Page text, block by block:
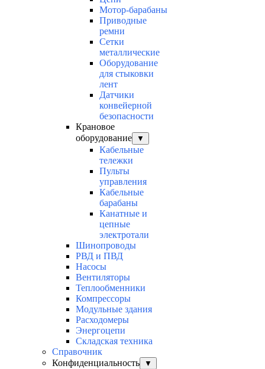
Мотор-барабаны
Приводные
ремни
Сетки
металлические
Оборудование
для стыковки
лент
Датчики
конвейерной
безопасности
Крановое
оборудование
▼
Кабельные
тележки
Пульты
управления
Кабельные
барабаны
Канатные и
цепные
электротали
Шинопроводы
РВД и ПВД
Насосы
Вентиляторы
Теплообменники
Компрессоры
Модульные здания
Расходомеры
Энергоцепи
Складская техника
Справочник
Конфиденциальность
▼